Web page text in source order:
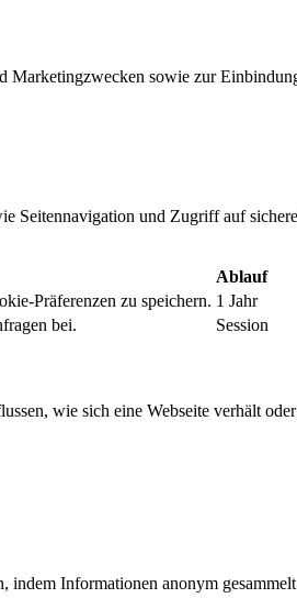
sowie zur
und Zugriff auf
Ablauf
Präferenzen zu speichern. 1 Jahr
bei. Session
wie sich eine Webseite verhält
Informationen anonym